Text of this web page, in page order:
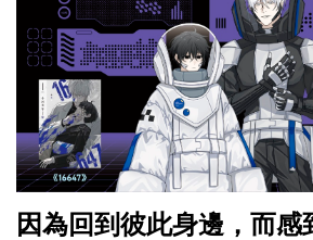
因為回到彼此身邊，而